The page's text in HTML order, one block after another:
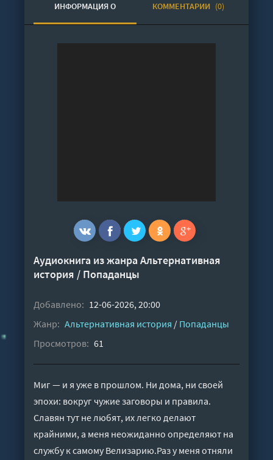
ИНФОРМАЦИЯ О
АУДИОКНИГЕ
КОММЕНТАРИИ (0)
Аудиокнига из жанраАльтернативная
история / Попаданцы
Добавлено: 12-06-2026, 20:00
Жанр: Альтернативная история / Попаданцы
Просмотров: 61
Миг — и я уже в прошлом. Ни дома, ни своей
эпохи: вокруг чужие заговоры и правила.
Славян тут не любят, их легко делают
крайними, а меня неожиданно определяют на
службу к самому Велизарию.Раз у меня отняли